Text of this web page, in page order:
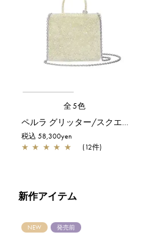
全5色
ペルラ グリッター/スクエア スモール/オーロラトラスパレンテ【オンラインストア先行販売カラー】
税込 58,300yen
★ ★ ★ ★ ★ (12件)
新作アイテム
NEW 発売前